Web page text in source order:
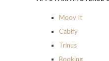
Moov It
Cabify
Trinus
Booking